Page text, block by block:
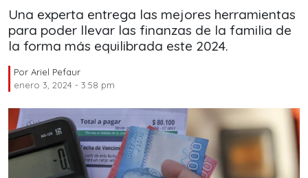
Una experta entrega las mejores herramientas
para poder llevar las finanzas de la familia de
la forma más equilibrada este 2024.
Por Ariel Pefaur
enero 3, 2024 - 3:58 pm